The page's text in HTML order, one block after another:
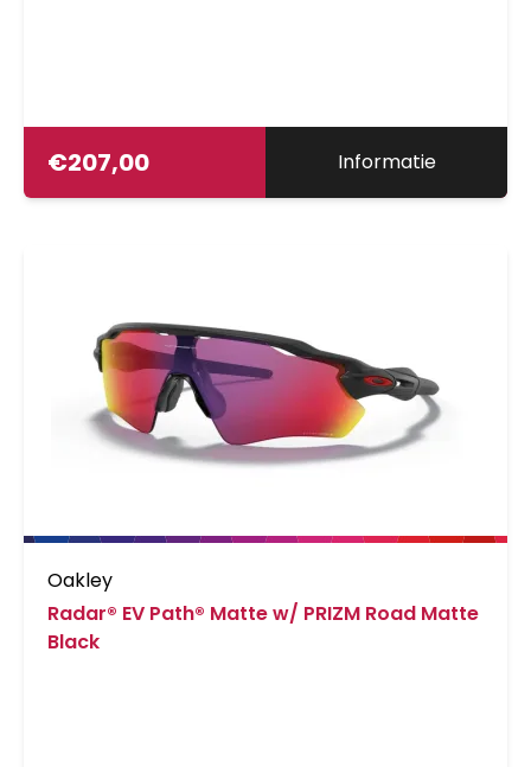
€207,00 Informatie
Oakley
Radar® EV Path® Matte w/ PRIZM Road Matte
Black